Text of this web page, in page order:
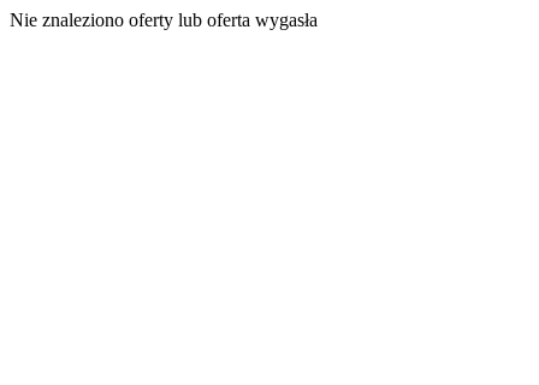
Nie znaleziono oferty lub oferta wygasła